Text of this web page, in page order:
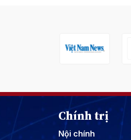
Chính trị
Nội chính